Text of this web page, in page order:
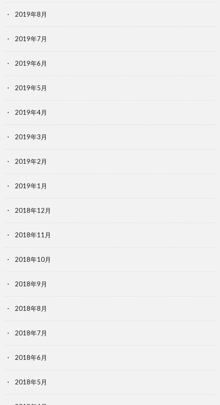
2019年8月
2019年7月
2019年6月
2019年5月
2019年4月
2019年3月
2019年2月
2019年1月
2018年12月
2018年11月
2018年10月
2018年9月
2018年8月
2018年7月
2018年6月
2018年5月